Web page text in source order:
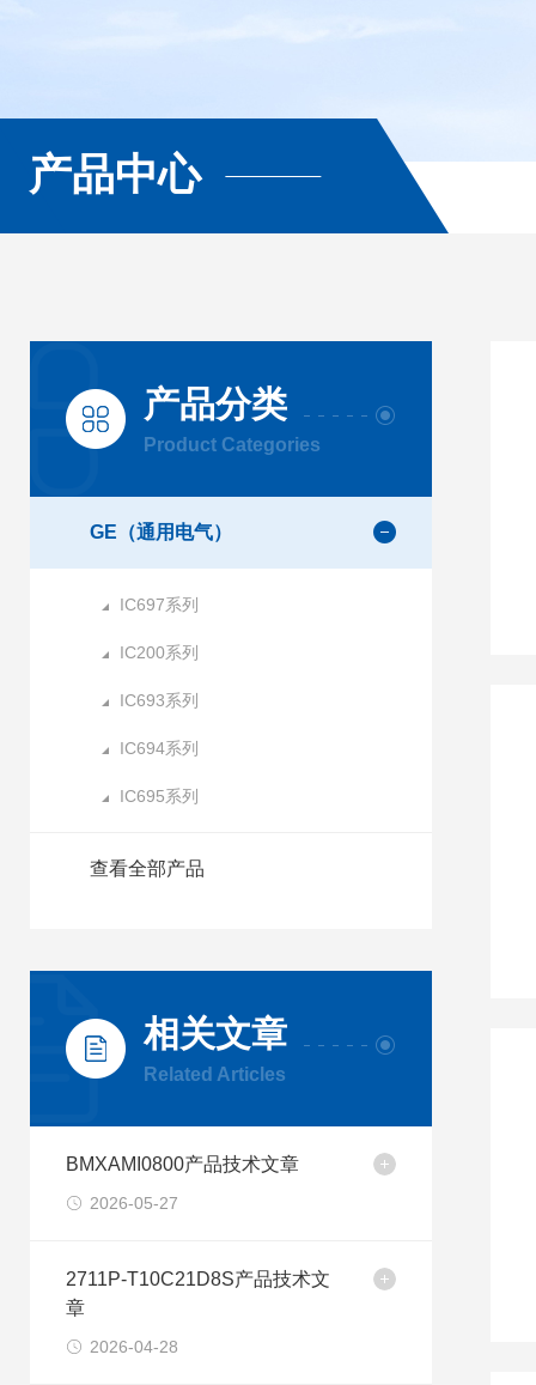
产品中心
产品分类
Product Categories
GE（通用电气）
IC697系列
IC200系列
IC693系列
IC694系列
IC695系列
查看全部产品
相关文章
Related Articles
BMXAMI0800产品技术文章
2026-05-27
2711P-T10C21D8S产品技术文
章
2026-04-28